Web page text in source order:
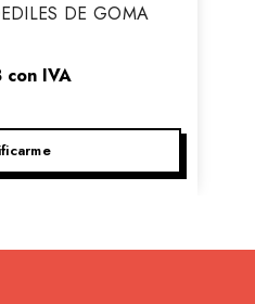
Vendor:DE GOMA
con IVA